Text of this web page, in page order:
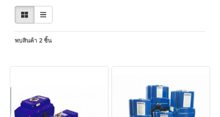
พบสินค้า 2 ชิ้น